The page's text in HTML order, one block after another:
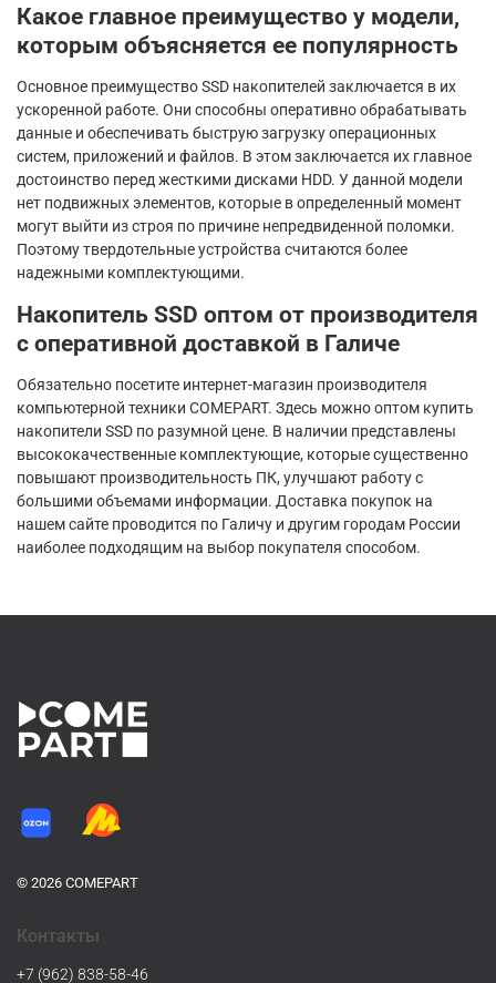
Какое главное преимущество у модели,
которым объясняется ее популярность
Основное преимущество SSD накопителей заключается в их
ускоренной работе. Они способны оперативно обрабатывать
данные и обеспечивать быструю загрузку операционных
систем, приложений и файлов. В этом заключается их главное
достоинство перед жесткими дисками HDD. У данной модели
нет подвижных элементов, которые в определенный момент
могут выйти из строя по причине непредвиденной поломки.
Поэтому твердотельные устройства считаются более
надежными комплектующими.
Накопитель SSD оптом от производителя
с оперативной доставкой в Галиче
Обязательно посетите интернет-магазин производителя
компьютерной техники COMEPART. Здесь можно оптом купить
накопители SSD по разумной цене. В наличии представлены
высококачественные комплектующие, которые существенно
повышают производительность ПК, улучшают работу с
большими объемами информации. Доставка покупок на
нашем сайте проводится по Галичу и другим городам России
наиболее подходящим на выбор покупателя способом.
© 2026 COMEPART
Контакты
+7 (962) 838-58-46